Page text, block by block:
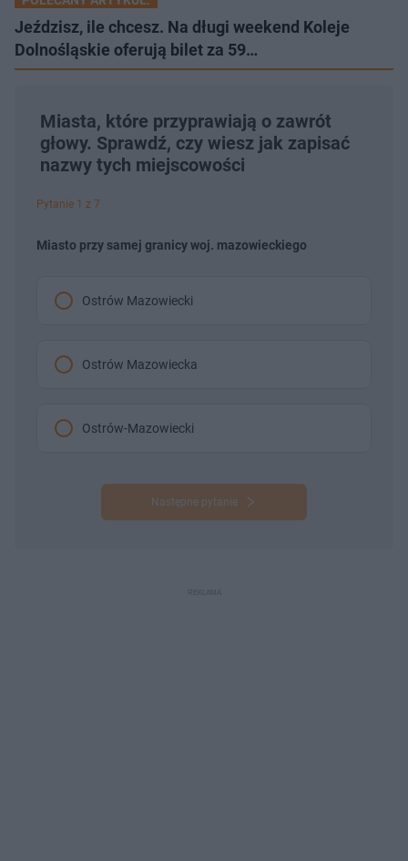
Jeździsz, ile chcesz. Na długi weekend Koleje
Dolnośląskie oferują bilet za 59…
Miasta, które przyprawiają o zawrót
głowy. Sprawdź, czy wiesz jak zapisać
nazwy tych miejscowości
Pytanie 1 z 7
Miasto przy samej granicy woj. mazowieckiego
Ostrów Mazowiecki
Ostrów Mazowiecka
Ostrów-Mazowiecki
Następne pytanie